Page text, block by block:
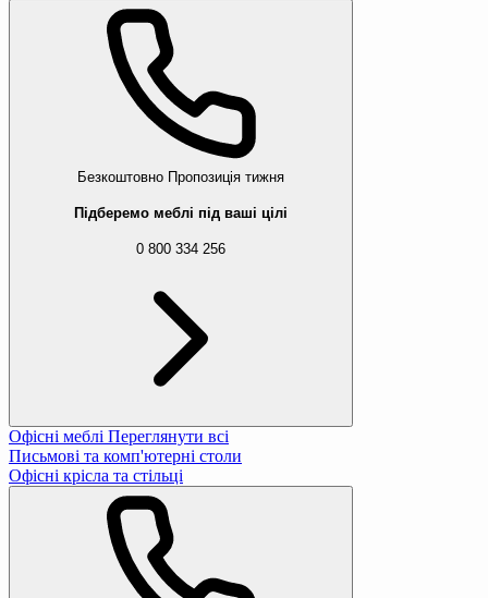
Безкоштовно Пропозиція тижня
Підберемо меблі під ваші цілі
0 800 334 256
Офісні меблі Переглянути всі
Письмові та комп'ютерні столи
Офісні крісла та стільці